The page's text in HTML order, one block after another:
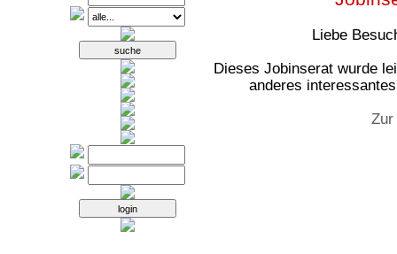
Liebe
Dieses Jobinserat wurde
anderes
Zur